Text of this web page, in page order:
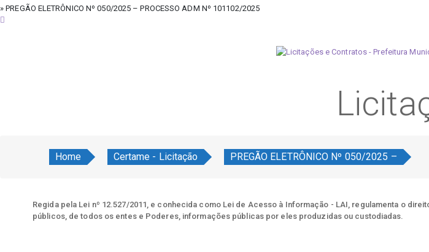
» PREGÃO ELETRÔNICO Nº 050/2025 – PROCESSO ADM Nº 101102/2025
Home Certame - Licitação PREGÃO ELETRÔNICO Nº 050/2025 –
Regida pela Lei nº 12.527/2011, e conhecida como Lei de Acesso à Informação - LAI, regulamenta o
públicos, de todos os entes e Poderes, informações públicas por eles produzidas ou custodiadas.